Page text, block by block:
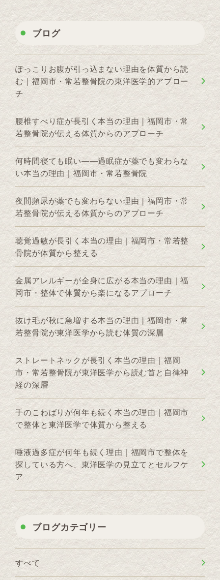
ブログ
ぽっこりお腹が引っ込まない理由を体質から読
む｜福岡市・常若整骨院の東洋医学的アプロー
チ
腰椎すべり症が長引く本当の理由｜福岡市・常
若整骨院が伝える体質からのアプローチ
何時間寝ても眠い——過眠症が薬でも変わらな
い本当の理由｜福岡市・常若整骨院
夜間頻尿が薬でも変わらない理由｜福岡市・常
若整骨院が伝える体質からのアプローチ
聴覚過敏が長引く本当の理由｜福岡市・常若整
骨院が体質から整える
金属アレルギーが全身に広がる本当の理由｜福
岡市・整体で体質から楽になるアプローチ
抜け毛が秋に急増する本当の理由｜福岡市・常
若整骨院が東洋医学から読む体質の深層
ストレートネックが長引く本当の理由｜福岡
市・常若整骨院が東洋医学から読む首と自律神
経の深層
手のこわばりが何年も続く本当の理由｜福岡市
で整体と東洋医学で体質から整える
唾液過多症が何年も続く理由｜福岡市で整体を
探している方へ、東洋医学の見立てとセルフケ
ア
ブログカテゴリー
すべて